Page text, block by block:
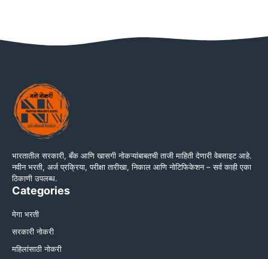
भारतातील सरकारी, बँक आणि खासगी नोकऱ्यांबाबतची ताजी माहिती देणारी वेबसाइट आहे.
नवीन भरती, अर्ज प्रक्रिया, परीक्षा तारीखा, निकाल आणि नोटिफिकेशन – सर्व काही एका
ठिकाणी उपलब्ध.
Categories
मेगा भरती
सरकारी नोकरी
महिलांसाठी नोकरी